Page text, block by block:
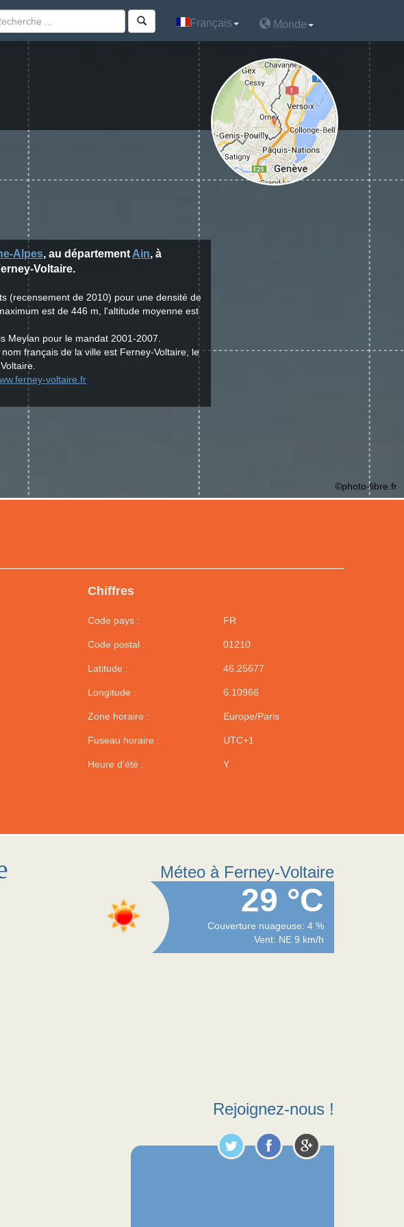
Français Monde
Chiffres
Code pays : FR
Code postal : 01210
Latitude : 46.25677
Longitude : 6.10966
Zone horaire : Europe/Paris
Fuseau horaire : UTC+1
Heure d'été : Y
Alpes, au département Ain, à
Voltaire.
(recensement de 2010) pour une densité de
est de 446 m, l'altitude moyenne est
Meylan pour le mandat 2001-2007.
français de la ville est Ferney-Voltaire, le
voltaire.fr
©photo-libre.fr
Méteo à Ferney-Voltaire
29 °C
Couverture nuageuse: 4 %
Vent: NE 9 km/h
Rejoignez-nous !
Français Monde